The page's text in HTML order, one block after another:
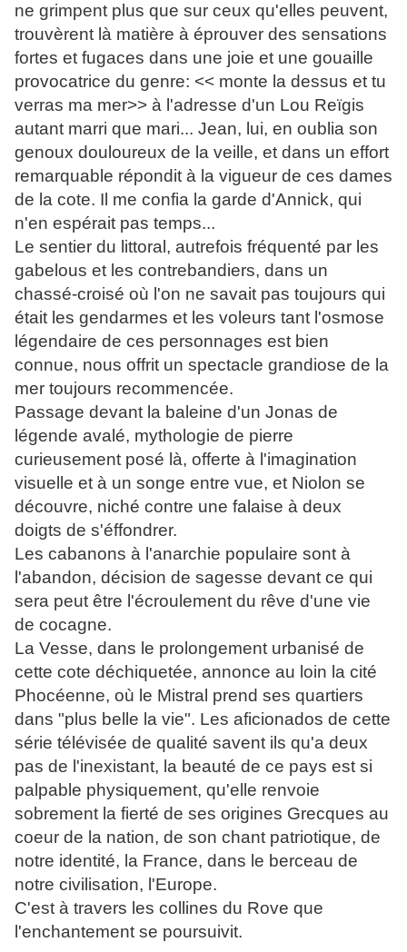
ne grimpent plus que sur ceux qu'elles peuvent,
trouvèrent là matière à éprouver des sensations
fortes et fugaces dans une joie et une gouaille
provocatrice du genre: << monte la dessus et tu
verras ma mer>> à l'adresse d'un Lou Reïgis
autant marri que mari... Jean, lui, en oublia son
genoux douloureux de la veille, et dans un effort
remarquable répondit à la vigueur de ces dames
de la cote. Il me confia la garde d'Annick, qui
n'en espérait pas temps...
Le sentier du littoral, autrefois fréquenté par les
gabelous et les contrebandiers, dans un
chassé-croisé où l'on ne savait pas toujours qui
était les gendarmes et les voleurs tant l'osmose
légendaire de ces personnages est bien
connue, nous offrit un spectacle grandiose de la
mer toujours recommencée.
Passage devant la baleine d'un Jonas de
légende avalé, mythologie de pierre
curieusement posé là, offerte à l'imagination
visuelle et à un songe entre vue, et Niolon se
découvre, niché contre une falaise à deux
doigts de s'éffondrer.
Les cabanons à l'anarchie populaire sont à
l'abandon, décision de sagesse devant ce qui
sera peut être l'écroulement du rêve d'une vie
de cocagne.
La Vesse, dans le prolongement urbanisé de
cette cote déchiquetée, annonce au loin la cité
Phocéenne, où le Mistral prend ses quartiers
dans "plus belle la vie". Les aficionados de cette
série télévisée de qualité savent ils qu'a deux
pas de l'inexistant, la beauté de ce pays est si
palpable physiquement, qu'elle renvoie
sobrement la fierté de ses origines Grecques au
coeur de la nation, de son chant patriotique, de
notre identité, la France, dans le berceau de
notre civilisation, l'Europe.
C'est à travers les collines du Rove que
l'enchantement se poursuivit.